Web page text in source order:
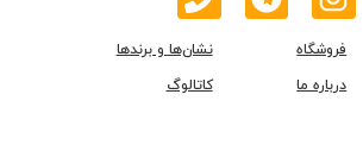
فروشگاه
نشان‌ها و برندها
درباره ما
کاتالوگ